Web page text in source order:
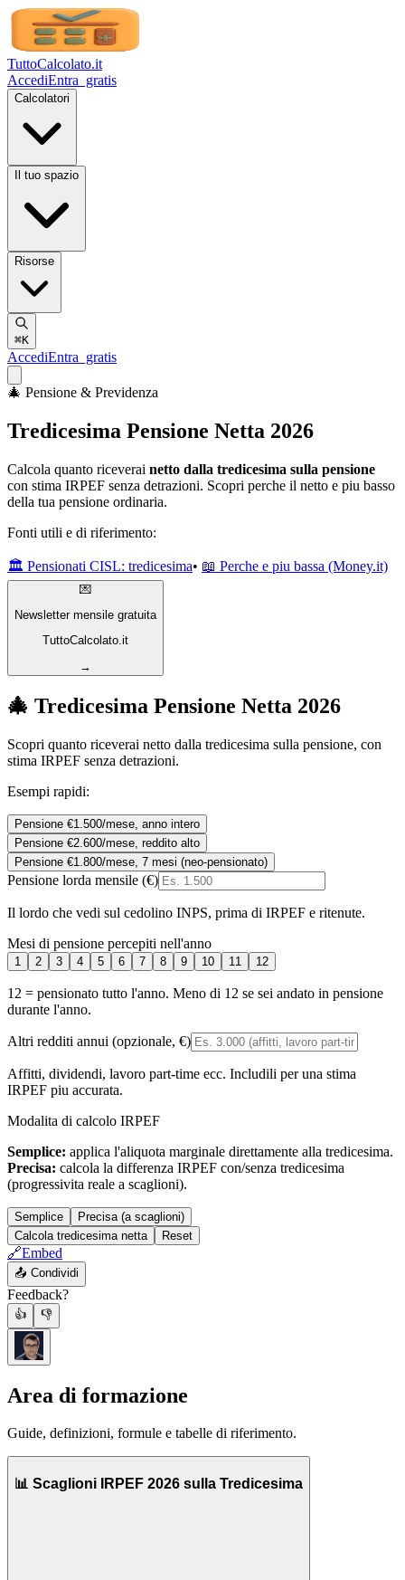
TuttoCalcolato.it
AccediEntra gratis
Calcolatori
Il tuo spazio
Risorse
⌘K
AccediEntra gratis
🎄 Pensione & Previdenza
Tredicesima Pensione Netta 2026
Calcola quanto riceverai netto dalla tredicesima sulla pensione
con stima IRPEF senza detrazioni. Scopri perche il netto e piu basso
della tua pensione ordinaria.
Fonti utili e di riferimento:
🏛️ Pensionati CISL: tredicesima• 📖 Perche e piu bassa (Money.it)
💌
Newsletter mensile gratuita
TuttoCalcolato.it
→
🎄 Tredicesima Pensione Netta 2026
Scopri quanto riceverai netto dalla tredicesima sulla pensione, con
stima IRPEF senza detrazioni.
Esempi rapidi:
Pensione €1.500/mese, anno intero
Pensione €2.600/mese, reddito alto
Pensione €1.800/mese, 7 mesi (neo-pensionato)
Pensione lorda mensile (€)
Il lordo che vedi sul cedolino INPS, prima di IRPEF e ritenute.
Mesi di pensione percepiti nell'anno
1 2 3 4 5 6 7 8 9 10 11 12
12 = pensionato tutto l'anno. Meno di 12 se sei andato in pensione
durante l'anno.
Altri redditi annui (opzionale, €)
Affitti, dividendi, lavoro part-time ecc. Includili per una stima
IRPEF piu accurata.
Modalita di calcolo IRPEF
Semplice: applica l'aliquota marginale direttamente alla tredicesima.
Precisa: calcola la differenza IRPEF con/senza tredicesima
(progressivita reale a scaglioni).
Semplice
Precisa (a scaglioni)
Calcola tredicesima netta
Reset
🔗Embed
📤 Condividi
Feedback?
👍 👎
Area di formazione
Guide, definizioni, formule e tabelle di riferimento.
📊 Scaglioni IRPEF 2026 sulla Tredicesima